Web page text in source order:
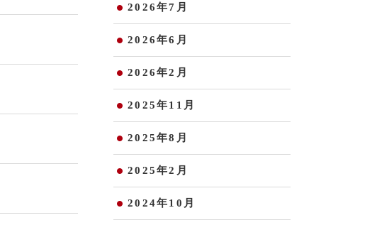
2026年7月
2026年6月
2026年2月
2025年11月
2025年8月
2025年2月
2024年10月